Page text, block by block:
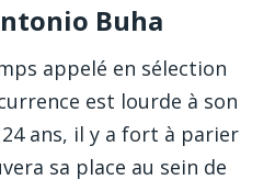
Buha
appelé en sélection
est lourde à son
ans, il y a fort à parier
sa place au sein de